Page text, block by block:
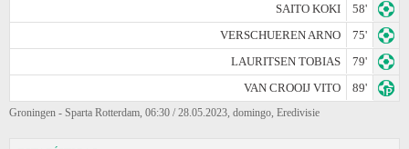
SAITO KOKI
58'
VERSCHUEREN ARNO
75'
LAURITSEN TOBIAS
79'
VAN CROOIJ VITO
89'
Groningen - Sparta Rotterdam, 06:30 / 28.05.2023, domingo, Eredivisie